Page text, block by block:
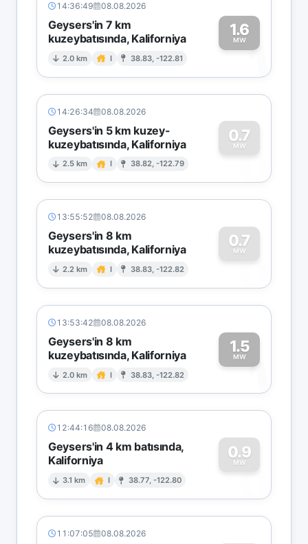
14:36:49 08.08.2026
Geysers'in 7 km
kuzeybatısında, Kaliforniya
2.0 km I 38.83, -122.81
1.6
MW1
14:26:34 08.08.2026
Geysers'in 5 km kuzey-
kuzeybatısında, Kaliforniya
2.5 km I 38.82, -122.79
0.7
MW
0
13:55:52 08.08.2026
Geysers'in 8 km
kuzeybatısında, Kaliforniya
2.2 km I 38.83, -122.82
0.7
MW
0
13:53:42 08.08.2026
Geysers'in 8 km
kuzeybatısında, Kaliforniya
2.0 km I 38.83, -122.82
1.5
MW1
12:44:16 08.08.2026
Geysers'in 4 km batısında,
Kaliforniya
3.1 km I 38.77, -122.80
0.9
MW
0
11:07:05 08.08.2026